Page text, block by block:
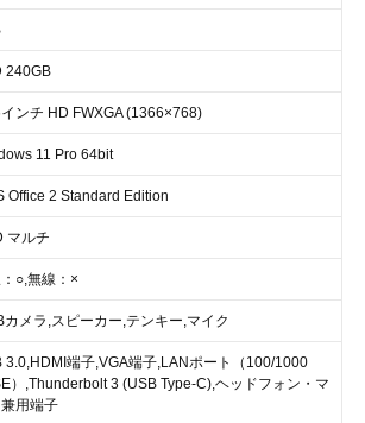
240GB
ンチ HD FWXGA (1366×768)
11 Pro 64bit
Office 2 Standard Edition
マルチ
○,無線：×
カメラ,スピーカー,テンキー,マイク
3.0,HDMI端子,VGA端子,LANポート（100/1000
）,Thunderbolt 3 (USB Type-C),ヘッドフォン・マ
用端子